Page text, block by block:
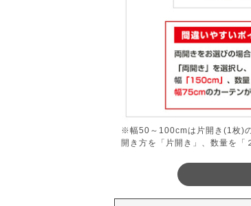
※幅50～100cmは片開き(1枚)
開き方を「片開き」、数量を「